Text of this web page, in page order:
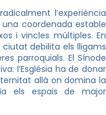
l’experiència
una coordenada estable
i vincles múltiples. En
debilita els lligams
parroquials. El Sínode
l’Església ha de donar
allà on domina la
els espais de major